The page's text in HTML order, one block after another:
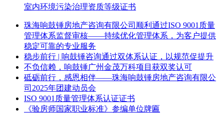
室内环境污染治理资质等级证书
珠海响鼓锤房地产咨询有限公司顺利通过ISO 9001质量
管理体系监督审核——持续优化管理体系，为客户提供
稳定可靠的专业服务
稳步前行 | 响鼓锤咨询通过双体系认证，以规范促提升
不负信赖，响鼓锤广州金茂万科项目获双奖认可
砥砺前行，感恩相伴——珠海响鼓锤房地产咨询有限公
司2025年团建动员会
ISO 9001质量管理体系认证证书
《验房师国家职业标准》参编单位牌匾